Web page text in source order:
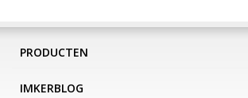
PRODUCTEN
IMKERBLOG